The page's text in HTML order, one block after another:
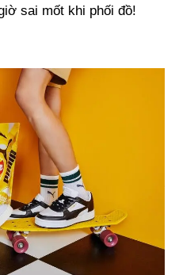
sai mốt khi phối đồ!